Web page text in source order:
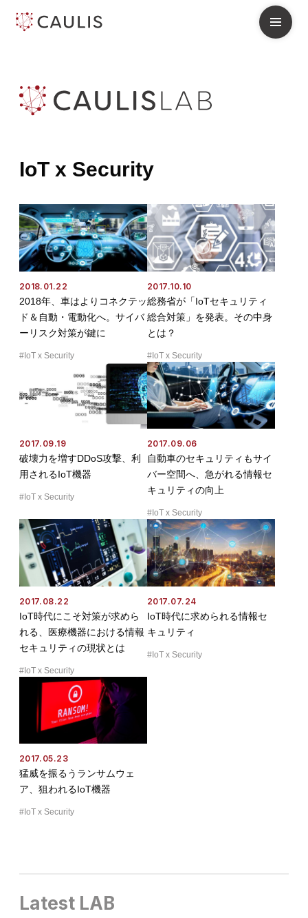
IoT x Security
2018.01.22
2018年、車はよりコネクテッ
ド＆自動・電動化へ。サイバ
ーリスク対策が鍵に
IoT x Security
2017.10.10
総務省が「IoTセキュリティ
総合対策」を発表。その中身
とは？
IoT x Security
2017.09.19
破壊力を増すDDoS攻撃、利
用されるIoT機器
IoT x Security
2017.09.06
自動車のセキュリティもサイ
バー空間へ、急がれる情報セ
キュリティの向上
IoT x Security
2017.08.22
IoT時代にこそ対策が求めら
れる、医療機器における情報
セキュリティの現状とは
IoT x Security
2017.07.24
IoT時代に求められる情報セ
キュリティ
IoT x Security
2017.05.23
猛威を振るうランサムウェ
ア、狙われるIoT機器
IoT x Security
Latest LAB